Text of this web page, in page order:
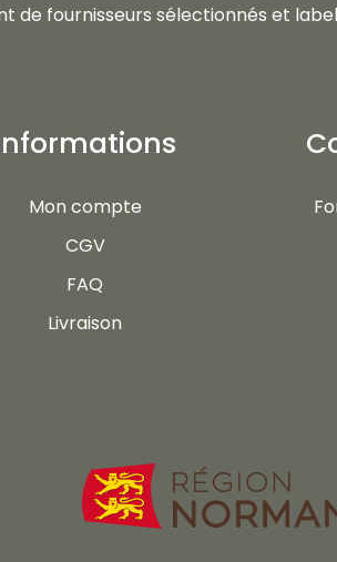
de fournisseurs sélectionnés et
Mon compte
CGV
FAQ
Livraison